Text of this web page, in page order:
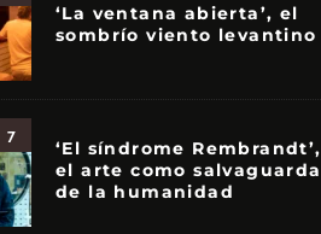
‘La ventana abierta’, el
sombrío viento levantino
7
‘El síndrome Rembrandt’,
el arte como salvaguarda
de la humanidad